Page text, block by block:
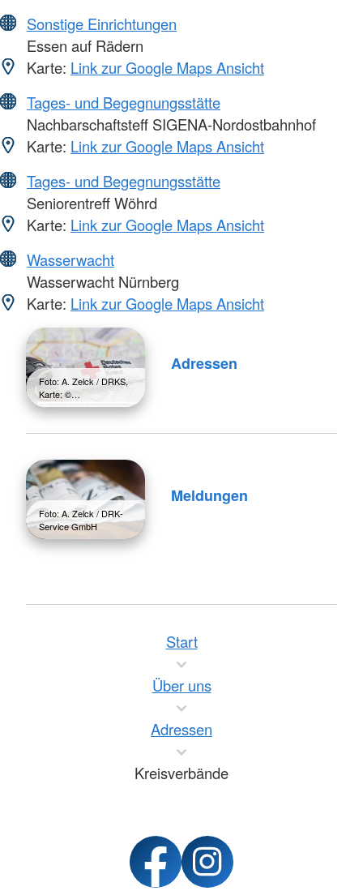
Sonstige Einrichtungen
Essen auf Rädern
Karte: Link zur Google Maps Ansicht
Tages- und Begegnungsstätte
Nachbarschaftsteff SIGENA-Nordostbahnhof
Karte: Link zur Google Maps Ansicht
Tages- und Begegnungsstätte
Seniorentreff Wöhrd
Karte: Link zur Google Maps Ansicht
Wasserwacht
Wasserwacht Nürnberg
Karte: Link zur Google Maps Ansicht
Foto: A. Zelck / DRKS,
Karte: ©…
Adressen
Foto: A. Zelck / DRK-
Service GmbH
Meldungen
Start
Über uns
Adressen
Kreisverbände